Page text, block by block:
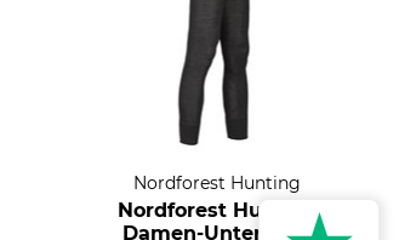
Nordforest Hunting
Nordforest Hunting
Damen-Unterhose